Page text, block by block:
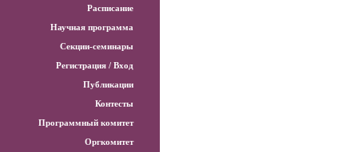
Расписание
Научная программа
Секции-семинары
Регистрация / Вход
Публикации
Контесты
Программный комитет
Оргкомитет